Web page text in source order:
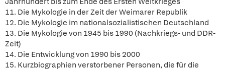
11. Die Mykologie in der Zeit der Weimarer Republik
12. Die Mykologie im nationalsozialistischen Deutschland
13. Die Mykologie von 1945 bis 1990 (Nachkriegs- und DDR-
Zeit)
14. Die Entwicklung von 1990 bis 2000
15. Kurzbiographien verstorbener Personen, die für die